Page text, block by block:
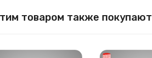
товаром также покупают